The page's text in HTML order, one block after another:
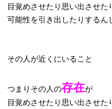
目覚めさせたり思い出させた
可能性を引き出したりするん
その人が近くにいること
つまりその人の存在が
目覚めさせたり思い出させた